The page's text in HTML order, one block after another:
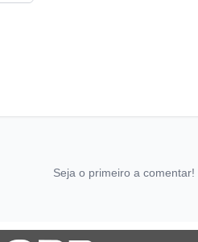
Seja o primeiro a comentar!